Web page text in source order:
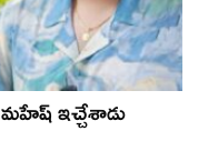
మ‌హేష్ ఇచ్చేశాడు